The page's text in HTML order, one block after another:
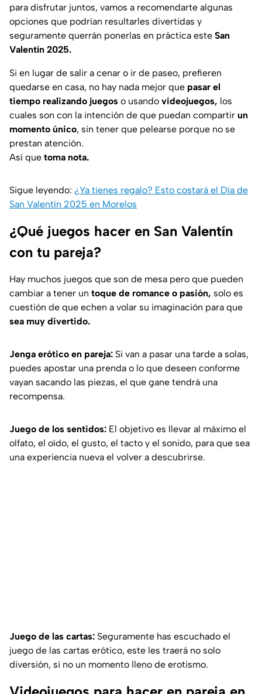
para disfrutar juntos, vamos a recomendarte algunas
opciones que podrían resultarles divertidas y
seguramente querrán ponerlas en práctica este San
Valentín 2025.
Si en lugar de salir a cenar o ir de paseo, prefieren
quedarse en casa, no hay nada mejor que pasar el
tiempo realizando juegos o usando videojuegos, los
cuales son con la intención de que puedan compartir un
momento único, sin tener que pelearse porque no se
prestan atención.
Así que toma nota.
Sigue leyendo: ¿Ya tienes regalo? Esto costará el Día de
San Valentín 2025 en Morelos
¿Qué juegos hacer en San Valentín
con tu pareja?
Hay muchos juegos que son de mesa pero que pueden
cambiar a tener un toque de romance o pasión, solo es
cuestión de que echen a volar su imaginación para que
sea muy divertido.
Jenga erótico en pareja: Si van a pasar una tarde a solas,
puedes apostar una prenda o lo que deseen conforme
vayan sacando las piezas, el que gane tendrá una
recompensa.
Juego de los sentidos: El objetivo es llevar al máximo el
olfato, el oído, el gusto, el tacto y el sonido, para que sea
una experiencia nueva el volver a descubrirse.
Juego de las cartas: Seguramente has escuchado el
juego de las cartas erótico, este les traerá no solo
diversión, si no un momento lleno de erotismo.